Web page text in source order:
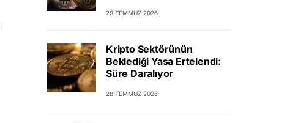
29 TEMMUZ 2026
Kripto Sektörünün
Beklediği Yasa Ertelendi:
Süre Daralıyor
28 TEMMUZ 2026